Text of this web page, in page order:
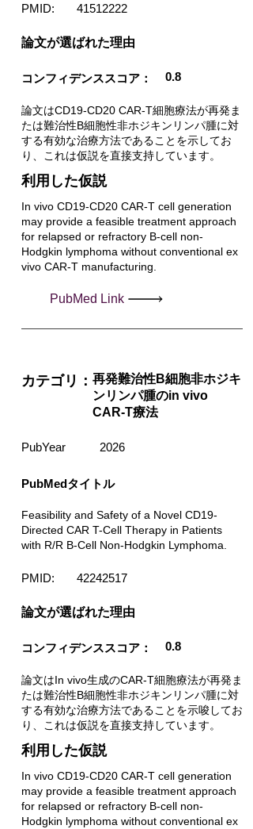
PMID: 41512222
​論文が選ばれた理由
コンフィデンススコア： 0.8
論文はCD19-CD20 CAR-T細胞療法が再発ま
たは難治性B細胞性非ホジキンリンパ腫に対
する有効な治療方法であることを示してお
り、これは仮説を直接支持しています。
利用した仮説
In vivo CD19-CD20 CAR-T cell generation
may provide a feasible treatment approach
for relapsed or refractory B-cell non-
Hodgkin lymphoma without conventional ex
vivo CAR-T manufacturing.
PubMed Link
カテゴリ： 再発難治性B細胞非ホジキ
ンリンパ腫のin vivo
CAR-T療法
PubYear 2026
PubMedタイトル
Feasibility and Safety of a Novel CD19-
Directed CAR T-Cell Therapy in Patients
with R/R B-Cell Non-Hodgkin Lymphoma.
PMID: 42242517
​論文が選ばれた理由
コンフィデンススコア： 0.8
論文はIn vivo生成のCAR-T細胞療法が再発ま
たは難治性B細胞性非ホジキンリンパ腫に対
する有効な治療方法であることを示唆してお
り、これは仮説を直接支持しています。
利用した仮説
In vivo CD19-CD20 CAR-T cell generation
may provide a feasible treatment approach
for relapsed or refractory B-cell non-
Hodgkin lymphoma without conventional ex